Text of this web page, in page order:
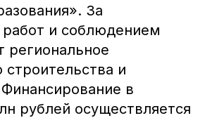
За
и соблюдением
региональное
строительства и
в
рублей осуществляется